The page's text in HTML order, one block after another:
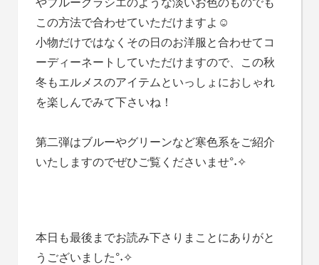
この方法で合わせていただけますよ☺
小物だけではなくその日のお洋服と合わせてコ
ーディーネートしていただけますので、この秋
冬もエルメスのアイテムといっしょにおしゃれ
を楽しんでみて下さいね！
第二弾はブルーやグリーンなど寒色系をご紹介
いたしますのでぜひご覧くださいませ°˖✧
本日も最後までお読み下さりまことにありがと
うございました°˖✧